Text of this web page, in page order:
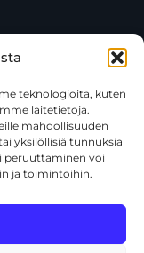
teknologioita, kuten
laitetietoja.
mahdollisuuden
yksilöllisiä tunnuksia
peruuttaminen voi
ja toimintoihin.